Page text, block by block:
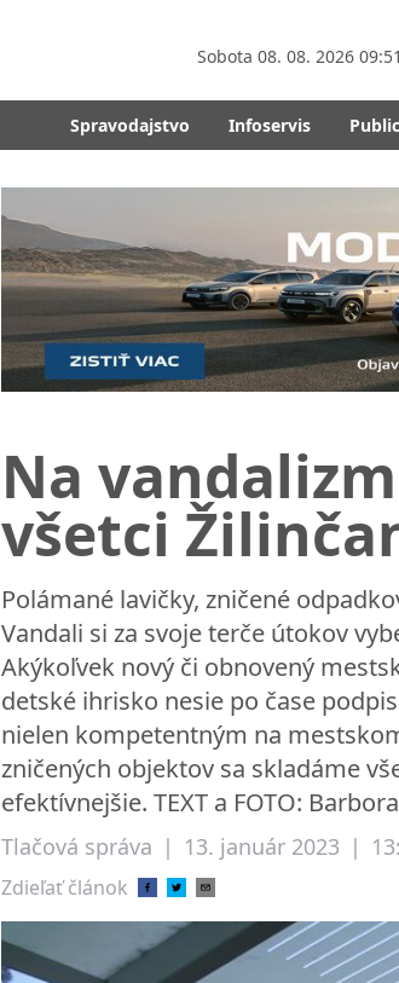
Sobota 08. 08. 2026
Spravodajstvo Infoservis
Na
všetci
Polámané lavičky, zničené
Vandali si za svoje terče útokov
Akýkoľvek nový či obnovený
detské ihrisko nesie po čase
nielen kompetentným na
zničených objektov sa skladáme
efektívnejšie. TEXT a FOTO:
Tlačová správa | 13. január 2023 |
Zdieľať článok